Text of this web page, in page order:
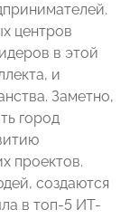
центров
в этой
и
Заметно,
город
проектов.
создаются
в топ-5 ИТ-